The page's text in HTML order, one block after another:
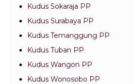
Kudus Sokaraja PP
Kudus Surabaya PP
Kudus Temanggung PP
Kudus Tuban PP
Kudus Wangon PP
Kudus Wonosobo PP